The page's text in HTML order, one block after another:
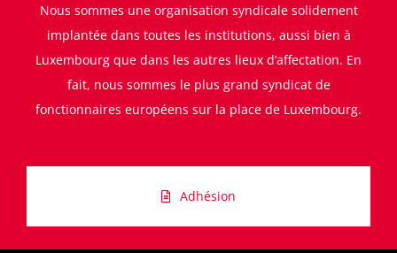
Nous sommes une organisation syndicale solidement
implantée dans toutes les institutions, aussi bien à
Luxembourg que dans les autres lieux d’affectation. En
fait, nous sommes le plus grand syndicat de
fonctionnaires européens sur la place de Luxembourg.
Adhésion